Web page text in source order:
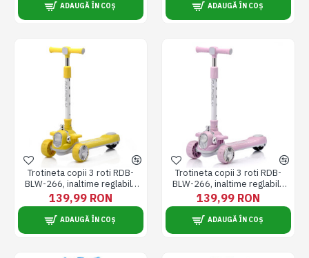
ADAUGĂ ÎN COȘ ADAUGĂ ÎN COȘ
Trotineta copii 3 roti RDB-
BLW-266, inaltime reglabila
(pana la 80 cm), stabila si usor
de utilizat, galben
139,99 RON
ADAUGĂ ÎN COȘ
Trotineta copii 3 roti RDB-
BLW-266, inaltime reglabila
(pana la 80 cm), stabila si usor
de utilizat, roz
139,99 RON
ADAUGĂ ÎN COȘ